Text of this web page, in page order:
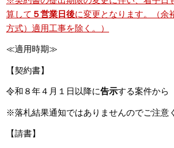
算して ５営業日後に変更となります。（余
方式）適用工事を除く。）
≪適用時期≫
【契約書】
令和８年４月１日以降に告示する案件から
※落札結果通知ではありませんのでご注意
【請書】